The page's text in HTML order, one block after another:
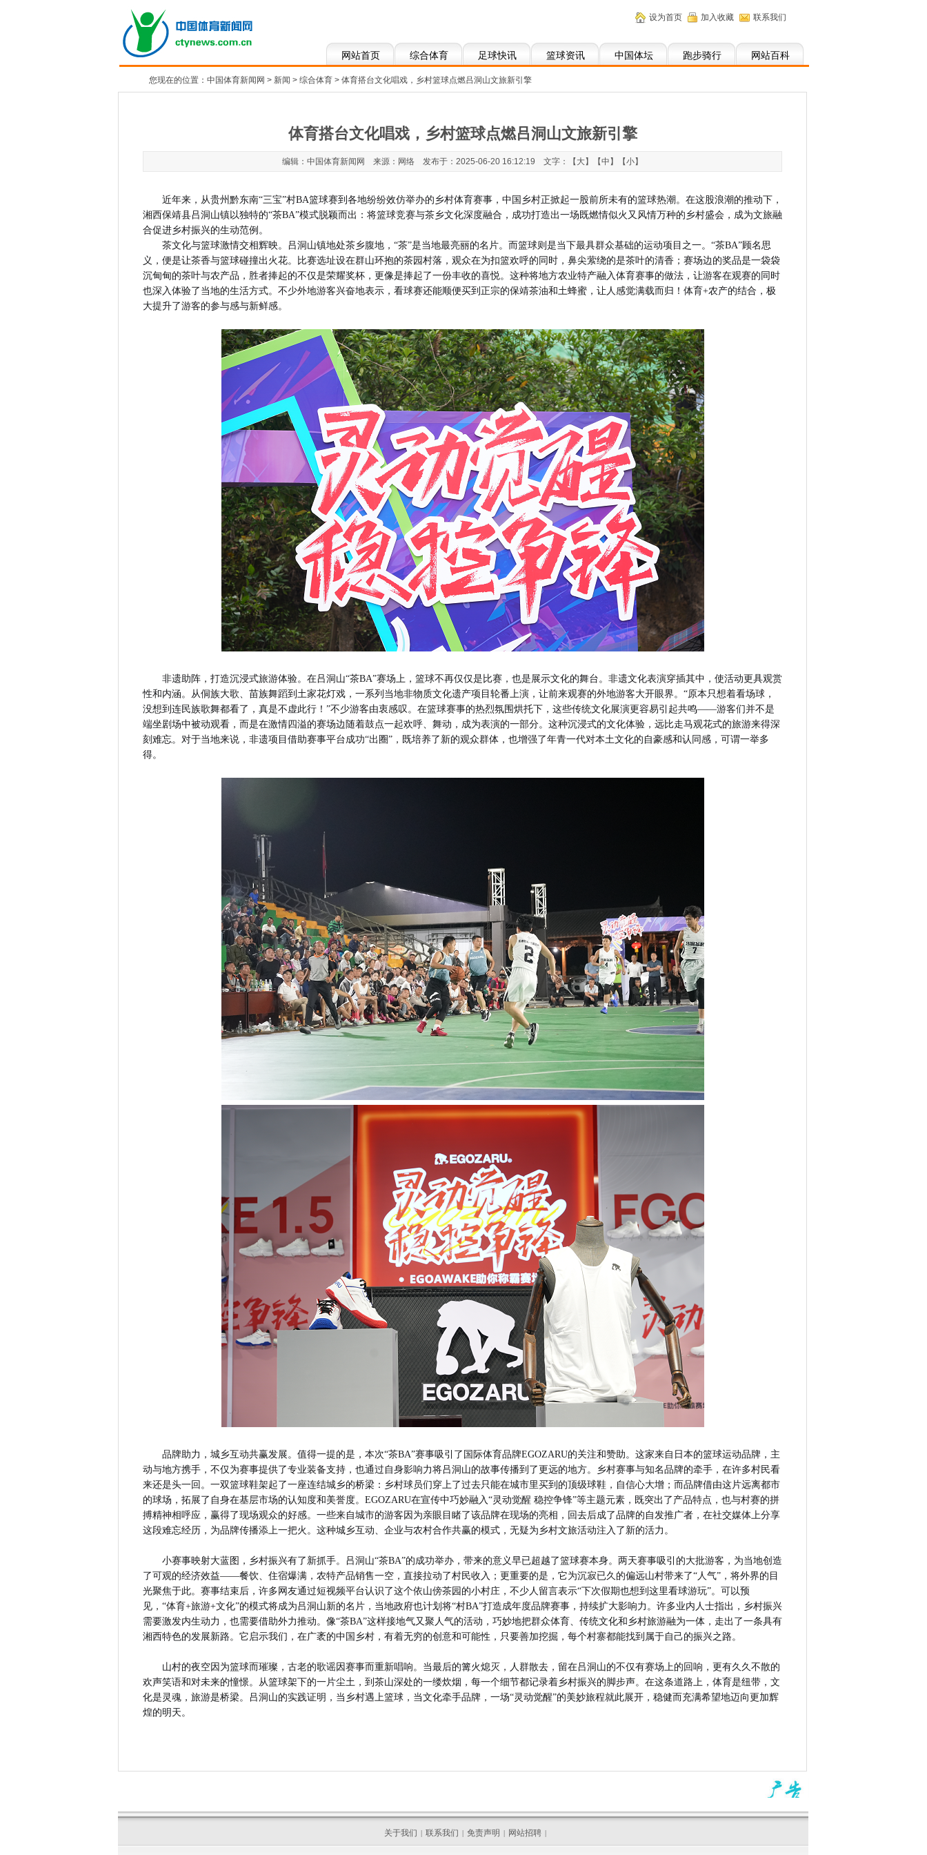
网站首页 综合体育 足球快讯 篮球资讯 中国体坛 跑步骑行 网站百科
设为首页 加入收藏 联系我们
您现在的位置： 中国体育新闻网 > 新闻 > 综合体育 > 体育搭台文化唱戏，乡村篮球点燃吕洞山文旅新引擎
体育搭台文化唱戏，乡村篮球点燃吕洞山文旅新引擎
编辑：中国体育新闻网 来源：网络 发布于：2025-06-20 16:12:19 文字：【 大】【中 】【小】
近年来，从贵州黔东南“三宝”村BA篮球赛到各地纷纷效仿举办的乡村体育赛事，中国乡村正掀起一股前所未有的篮球热潮。在这股浪潮的推动下，
湘西保靖县吕洞山镇以独特的“茶BA”模式脱颖而出：将篮球竞赛与茶乡文化深度融合，成功打造出一场既燃情似火又风情万种的乡村盛会，成为文旅融
合促进乡村振兴的生动范例。
茶文化与篮球激情交相辉映。吕洞山镇地处茶乡腹地，“茶”是当地最亮丽的名片。而篮球则是当下最具群众基础的运动项目之一。“茶BA”顾名思
义，便是让茶香与篮球碰撞出火花。比赛选址设在群山环抱的茶园村落，观众在为扣篮欢呼的同时，鼻尖萦绕的是茶叶的清香；赛场边的奖品是一袋袋
沉甸甸的茶叶与农产品，胜者捧起的不仅是荣耀奖杯，更像是捧起了一份丰收的喜悦。这种将地方农业特产融入体育赛事的做法，让游客在观赛的同时
也深入体验了当地的生活方式。不少外地游客兴奋地表示，看球赛还能顺便买到正宗的保靖茶油和土蜂蜜，让人感觉满载而归！体育+农产的结合，极
大提升了游客的参与感与新鲜感。
非遗助阵，打造沉浸式旅游体验。在吕洞山“茶BA”赛场上，篮球不再仅仅是比赛，也是展示文化的舞台。非遗文化表演穿插其中，使活动更具观赏
性和内涵。从侗族大歌、苗族舞蹈到土家花灯戏，一系列当地非物质文化遗产项目轮番上演，让前来观赛的外地游客大开眼界。“原本只想着看场球，
没想到连民族歌舞都看了，真是不虚此行！”不少游客由衷感叹。在篮球赛事的热烈氛围烘托下，这些传统文化展演更容易引起共鸣——游客们并不是
端坐剧场中被动观看，而是在激情四溢的赛场边随着鼓点一起欢呼、舞动，成为表演的一部分。这种沉浸式的文化体验，远比走马观花式的旅游来得深
刻难忘。对于当地来说，非遗项目借助赛事平台成功“出圈”，既培养了新的观众群体，也增强了年青一代对本土文化的自豪感和认同感，可谓一举多
得。
品牌助力，城乡互动共赢发展。值得一提的是，本次“茶BA”赛事吸引了国际体育品牌EGOZARU的关注和赞助。这家来自日本的篮球运动品牌，主
动与地方携手，不仅为赛事提供了专业装备支持，也通过自身影响力将吕洞山的故事传播到了更远的地方。乡村赛事与知名品牌的牵手，在许多村民看
来还是头一回。一双篮球鞋架起了一座连结城乡的桥梁：乡村球员们穿上了过去只能在城市里买到的顶级球鞋，自信心大增；而品牌借由这片远离都市
的球场，拓展了自身在基层市场的认知度和美誉度。EGOZARU在宣传中巧妙融入“灵动觉醒 稳控争锋”等主题元素，既突出了产品特点，也与村赛的拼
搏精神相呼应，赢得了现场观众的好感。一些来自城市的游客因为亲眼目睹了该品牌在现场的亮相，回去后成了品牌的自发推广者，在社交媒体上分享
这段难忘经历，为品牌传播添上一把火。这种城乡互动、企业与农村合作共赢的模式，无疑为乡村文旅活动注入了新的活力。
小赛事映射大蓝图，乡村振兴有了新抓手。吕洞山“茶BA”的成功举办，带来的意义早已超越了篮球赛本身。两天赛事吸引的大批游客，为当地创造
了可观的经济效益——餐饮、住宿爆满，农特产品销售一空，直接拉动了村民收入；更重要的是，它为沉寂已久的偏远山村带来了“人气”，将外界的目
光聚焦于此。赛事结束后，许多网友通过短视频平台认识了这个依山傍茶园的小村庄，不少人留言表示“下次假期也想到这里看球游玩”。可以预
见，“体育+旅游+文化”的模式将成为吕洞山新的名片，当地政府也计划将“村BA”打造成年度品牌赛事，持续扩大影响力。许多业内人士指出，乡村振兴
需要激发内生动力，也需要借助外力推动。像“茶BA”这样接地气又聚人气的活动，巧妙地把群众体育、传统文化和乡村旅游融为一体，走出了一条具有
湘西特色的发展新路。它启示我们，在广袤的中国乡村，有着无穷的创意和可能性，只要善加挖掘，每个村寨都能找到属于自己的振兴之路。
山村的夜空因为篮球而璀璨，古老的歌谣因赛事而重新唱响。当最后的篝火熄灭，人群散去，留在吕洞山的不仅有赛场上的回响，更有久久不散的
欢声笑语和对未来的憧憬。从篮球架下的一片尘土，到茶山深处的一缕炊烟，每一个细节都记录着乡村振兴的脚步声。在这条道路上，体育是纽带，文
化是灵魂，旅游是桥梁。吕洞山的实践证明，当乡村遇上篮球，当文化牵手品牌，一场“灵动觉醒”的美妙旅程就此展开，稳健而充满希望地迈向更加辉
煌的明天。
关于我们 | 联系我们 | 免责声明 | 网站招聘 |